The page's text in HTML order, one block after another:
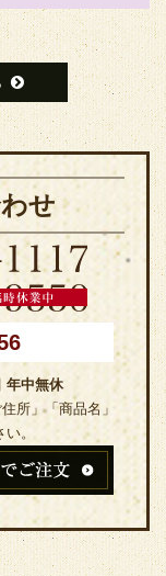
せ
年中無休
所」「商品名」
。